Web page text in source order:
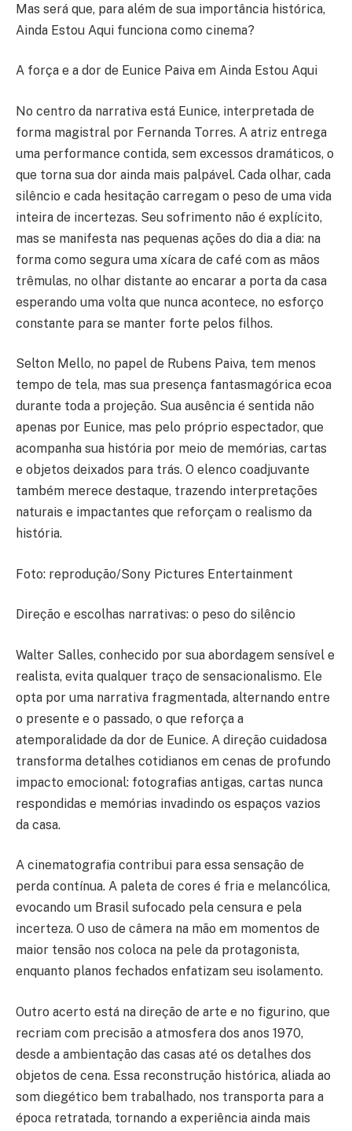
Mas será que, para além de sua importância histórica,
Ainda Estou Aqui funciona como cinema?
A força e a dor de Eunice Paiva em Ainda Estou Aqui
No centro da narrativa está Eunice, interpretada de
forma magistral por Fernanda Torres. A atriz entrega
uma performance contida, sem excessos dramáticos, o
que torna sua dor ainda mais palpável. Cada olhar, cada
silêncio e cada hesitação carregam o peso de uma vida
inteira de incertezas. Seu sofrimento não é explícito,
mas se manifesta nas pequenas ações do dia a dia: na
forma como segura uma xícara de café com as mãos
trêmulas, no olhar distante ao encarar a porta da casa
esperando uma volta que nunca acontece, no esforço
constante para se manter forte pelos filhos.
Selton Mello, no papel de Rubens Paiva, tem menos
tempo de tela, mas sua presença fantasmagórica ecoa
durante toda a projeção. Sua ausência é sentida não
apenas por Eunice, mas pelo próprio espectador, que
acompanha sua história por meio de memórias, cartas
e objetos deixados para trás. O elenco coadjuvante
também merece destaque, trazendo interpretações
naturais e impactantes que reforçam o realismo da
história.
Foto: reprodução/Sony Pictures Entertainment
Direção e escolhas narrativas: o peso do silêncio
Walter Salles, conhecido por sua abordagem sensível e
realista, evita qualquer traço de sensacionalismo. Ele
opta por uma narrativa fragmentada, alternando entre
o presente e o passado, o que reforça a
atemporalidade da dor de Eunice. A direção cuidadosa
transforma detalhes cotidianos em cenas de profundo
impacto emocional: fotografias antigas, cartas nunca
respondidas e memórias invadindo os espaços vazios
da casa.
A cinematografia contribui para essa sensação de
perda contínua. A paleta de cores é fria e melancólica,
evocando um Brasil sufocado pela censura e pela
incerteza. O uso de câmera na mão em momentos de
maior tensão nos coloca na pele da protagonista,
enquanto planos fechados enfatizam seu isolamento.
Outro acerto está na direção de arte e no figurino, que
recriam com precisão a atmosfera dos anos 1970,
desde a ambientação das casas até os detalhes dos
objetos de cena. Essa reconstrução histórica, aliada ao
som diegético bem trabalhado, nos transporta para a
época retratada, tornando a experiência ainda mais